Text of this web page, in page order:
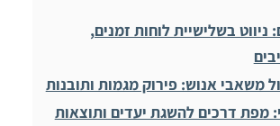
ניווט בשלישיית לוחות זמנים,
משאבי אנוש: פירוק מגמות ותובנות
מפת דרכים להשגת יעדים ותוצאות